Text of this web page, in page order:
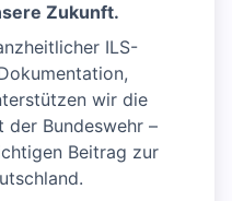
Zukunft.
ILS-
wir die
der Bundeswehr –
Beitrag zur